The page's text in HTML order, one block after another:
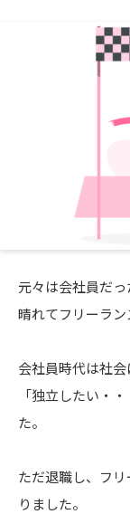
元々は会社員だっ
晴れてフリーラン
会社員時代は社会
「独立したい・
た。
ただ退職し、フ
りました。